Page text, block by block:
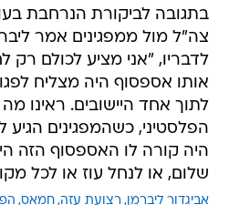
בתגובה לביקורת הנרחבת
צה"ל מול ממפגינים אמר
לדבריו, "אני מציע לכולם רק
אותו אספסוף היה מצליח
לתוך אחד היישובים. ראינו
הפלסטיני, כשהמפגינים הגיע
היה קורה לו האספסוף הזה
שלום, או לנחל עוז או לכל
אביגדור ליברמן רצועת עזה חמאס